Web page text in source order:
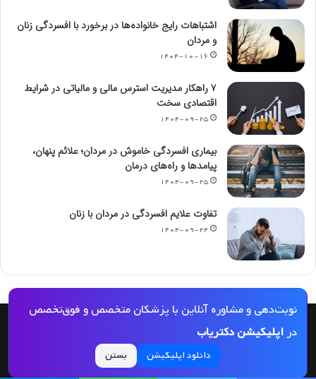
اشتباهات رایج خانواده‌ها در برخورد با افسردگی زنان
و مردان
۱۴۰۴-۱۰-۱۶
۷ راهکار مدیریت استرس مالی و مالیاتی در شرایط
اقتصادی سخت
۱۴۰۴-۰۹-۲۵
بیماری افسردگی خاموش در مردان؛ علائم پنهان،
پیامدها و راه‌های درمان
۱۴۰۴-۰۹-۲۵
تفاوت علایم افسردگی در مردان با زنان
۱۴۰۴-۰۹-۲۴
نوبت‌دهی و مشاوره آنلاین با پزشکان متخصص و فوق‌تخصص
دراپلیکیشن دکتریاب
دانلود اپلیکیشن بستن
© کپی رایت 2026, کلیه حقوق مادی و معنوی این مجله و کلیه خدمات آن محفوظ و متعلق
به دکتریاب است و بازنشر مطالب این سایت تنها با ذکر منبع و لینک به این سایت مجاز